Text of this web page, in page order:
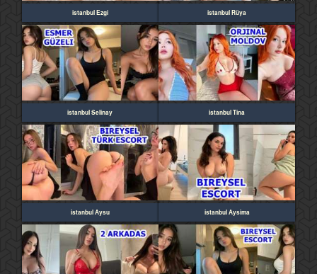
istanbul Ezgi istanbul Rüya
istanbul Selinay istanbul Tina
istanbul Aysu istanbul Aysima